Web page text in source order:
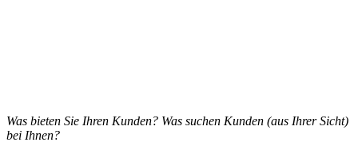
Was bieten Sie Ihren Kunden? Was suchen Kunden (aus Ihrer Sicht)
bei Ihnen?